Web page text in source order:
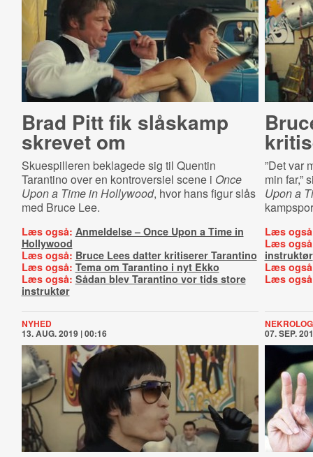
Brad Pitt fik slåskamp
skrevet om
Skuespilleren beklagede sig til Quentin
Tarantino over en kontroversiel scene i Once
Upon a Time in Hollywood, hvor hans figur slås
med Bruce Lee.
Læs også: Anmeldelse – Once Upon a Time in
Hollywood
Læs også: Bruce Lees datter kritiserer Tarantino
Læs også: Tema om Tarantino i nyt Ekko
Læs også: Sådan blev Tarantino vor tids store
instruktør
”Det var
min far,”
Upon a
Læs
Læs
instruktør
Læs
Læs
NYHED
13. AUG. 2019 | 00:16
NEKROLOG
07. SEP.